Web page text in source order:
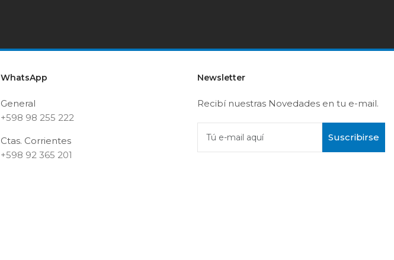
WhatsApp
General
+598 98 255 222
Ctas. Corrientes
+598 92 365 201
Newsletter
Recibí nuestras Novedades en tu e-mail.
Tú e-mail aquí Suscribirse